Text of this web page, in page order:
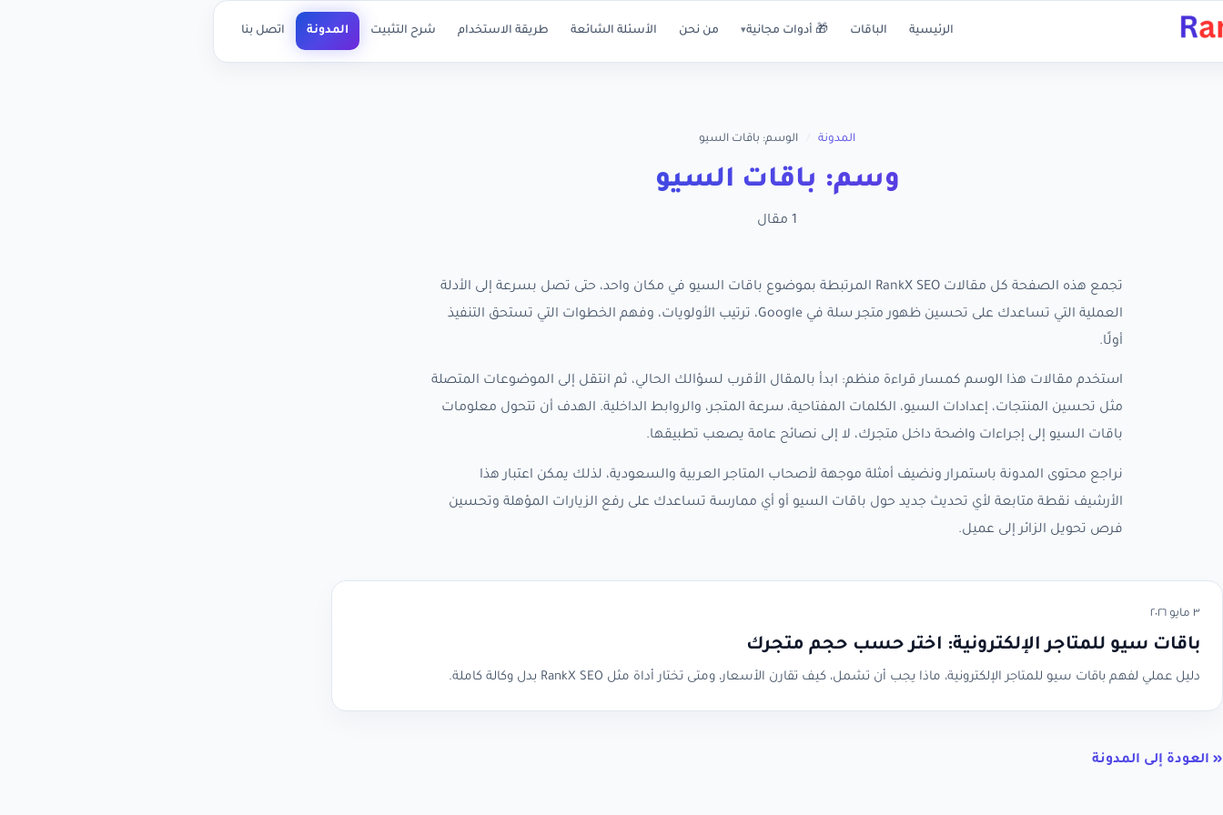
الرئيسية الباقات 🎁 أدوات مجانية▾ من نحن الأسئلة الشائعة طريقة الاستخدام شرح التثبيت المدونة اتصل بنا
المدونة الوسم: باقات السيو
وسم: باقات السيو
1 مقال
تجمع هذه الصفحة كل مقالات RankX SEO المرتبطة بموضوع باقات السيو في مكان واحد، حتى تصل بسرعة إلى الأدلة
العملية التي تساعدك على تحسين ظهور متجر سلة في Google، ترتيب الأولويات، وفهم الخطوات التي تستحق التنفيذ
أولًا.
استخدم مقالات هذا الوسم كمسار قراءة منظم: ابدأ بالمقال الأقرب لسؤالك الحالي، ثم انتقل إلى الموضوعات المتصلة
مثل تحسين المنتجات، إعدادات السيو، الكلمات المفتاحية، سرعة المتجر، والروابط الداخلية. الهدف أن تتحول معلومات
باقات السيو إلى إجراءات واضحة داخل متجرك، لا إلى نصائح عامة يصعب تطبيقها.
نراجع محتوى المدونة باستمرار ونضيف أمثلة موجهة لأصحاب المتاجر العربية والسعودية، لذلك يمكن اعتبار هذا
الأرشيف نقطة متابعة لأي تحديث جديد حول باقات السيو أو أي ممارسة تساعدك على رفع الزيارات المؤهلة وتحسين
فرص تحويل الزائر إلى عميل.
٣ مايو ٢٠٢٦
باقات سيو للمتاجر الإلكترونية: اختر حسب حجم متجرك
دليل عملي لفهم باقات سيو للمتاجر الإلكترونية، ماذا يجب أن تشمل، كيف تقارن الأسعار، ومتى تختار أداة مثل RankX SEO بدل وكالة كاملة.
« العودة إلى المدونة